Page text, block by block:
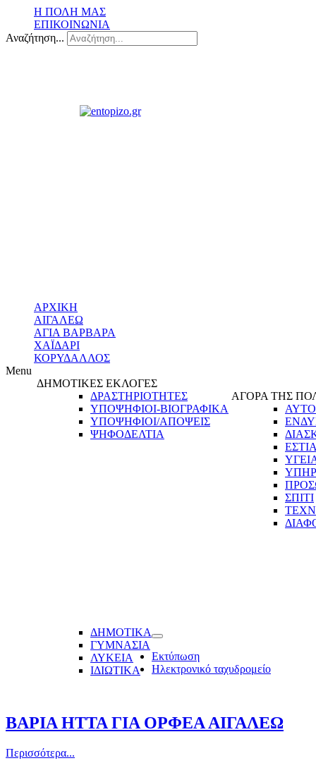
Η ΠΟΛΗ ΜΑΣ
ΕΠΙΚΟΙΝΩΝΙΑ
Αναζήτηση...
ΑΡΧΙΚΗ
ΑΙΓΑΛΕΩ
ΑΓΙΑ ΒΑΡΒΑΡΑ
ΧΑΪΔΑΡΙ
ΚΟΡΥΔΑΛΛΟΣ
Menu
ΔΗΜΟΤΙΚΕΣ ΕΚΛΟΓΕΣ
ΔΡΑΣΤΗΡΙΟΤΗΤΕΣ
ΥΠΟΨΗΦΙΟΙ-ΒΙΟΓΡΑΦΙΚΑ
ΥΠΟΨΗΦΙΟΙ/ΑΠΟΨΕΙΣ
ΨΗΦΟΔΕΛΤΙΑ
ΑΓΟΡΑ ΤΗΣ
ΣΠΙΤΙ
ΔΗΜΟΤΙΚΑ
ΓΥΜΝΑΣΙΑ
ΛΥΚΕΙΑ
ΙΔΙΩΤΙΚΑ
Εκτύπωση
Ηλεκτρονικό ταχυδρομείο
ΒΑΡΙΑ ΗΤΤΑ ΓΙΑ ΟΡΦΕΑ ΑΙΓΑΛΕΩ
Περισσότερα...